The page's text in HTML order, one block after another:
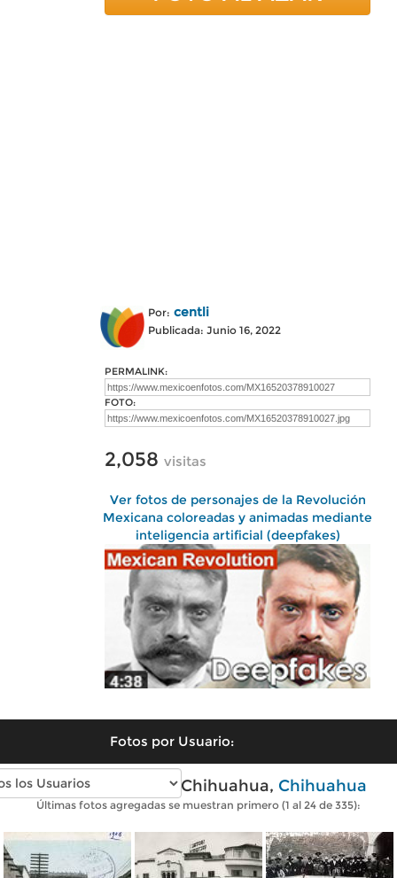
Por: centli
Publicada: Junio 16, 2022
PERMALINK:
FOTO:
2,058 visitas
Ver fotos de personajes de la Revolución
Mexicana coloreadas y animadas mediante
inteligencia artificial (deepfakes)
Fotos por Usuario:
Fotos antiguas de Chihuahua, Chihuahua
Últimas fotos agregadas se muestran primero (1 al 24 de 335):